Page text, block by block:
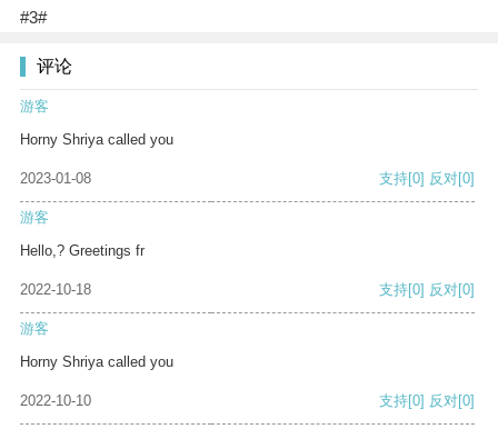
#3#
评论
游客
Horny Shriya called you
2023-01-08 支持[0] 反对[0]
游客
Hello,? Greetings fr
2022-10-18 支持[0] 反对[0]
游客
Horny Shriya called you
2022-10-10 支持[0] 反对[0]